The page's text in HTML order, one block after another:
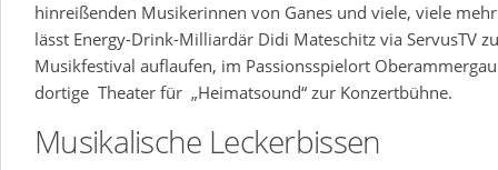
hinreißenden Musikerinnen von Ganes und viele, viele
lässt Energy-Drink-Milliardär Didi Mateschitz via ServusTV
Musikfestival auflaufen, im Passionsspielort
dortige Theater für „Heimatsound“ zur Konzertbühne.
Musikalische Leckerbissen